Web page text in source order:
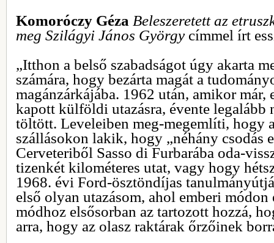
Komoróczy Géza Beleszeretett az
meg Szilágyi János György címmel írt
„Itthon a belső szabadságot úgy akarta
számára, hogy bezárta magát a
magánzárkájába. 1962 után, amikor már,
kapott külföldi utazásra, évente legalább
töltött. Leveleiben meg-megemlíti, hogy
szállásokon lakik, hogy „néhány csodás
Cerveteriből Sasso di Furbarába oda-
tizenkét kilométeres utat, vagy hogy
1968. évi Ford-ösztöndíjas
első olyan utazásom, ahol emberi módon
módhoz elsősorban az tartozott hozzá,
arra, hogy az olasz raktárak őrzőinek